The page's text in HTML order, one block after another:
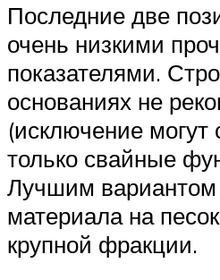
Последние две
очень низкими
показателями.
основаниях не
(исключение могут
только свайные
Лучшим вариантом
материала на
крупной фракции.